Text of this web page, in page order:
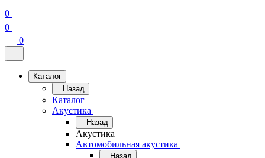
0
0
0
Каталог
Назад
Каталог
Акустика
Назад
Акустика
Автомобильная акустика
Назад